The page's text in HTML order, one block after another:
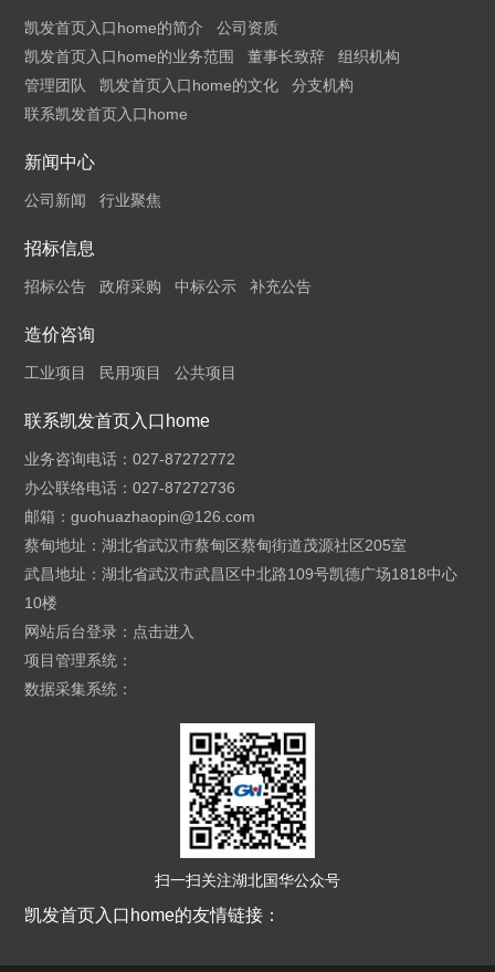
凯发首页入口home的简介
公司资质
凯发首页入口home的业务范围
董事长致辞
组织机构
管理团队
凯发首页入口home的文化
分支机构
联系凯发首页入口home
新闻中心
公司新闻 行业聚焦
招标信息
招标公告 政府采购 中标公示 补充公告
造价咨询
工业项目 民用项目 公共项目
联系凯发首页入口home
业务咨询电话：027-87272772
办公联络电话：027-87272736
邮箱：guohuazhaopin@126.com
蔡甸地址：湖北省武汉市蔡甸区蔡甸街道茂源社区205室
武昌地址：湖北省武汉市武昌区中北路109号凯德广场1818中心
10楼
网站后台登录： 点击进入
项目管理系统：
数据采集系统：
扫一扫关注湖北国华公众号
凯发首页入口home的友情链接：